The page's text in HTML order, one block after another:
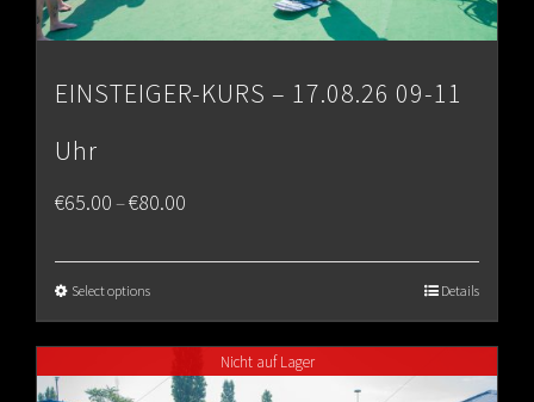
EINSTEIGER-KURS – 17.08.26 09-11
Uhr
€65.00–€80.00
€80.00
Select options Details
Nicht auf Lager